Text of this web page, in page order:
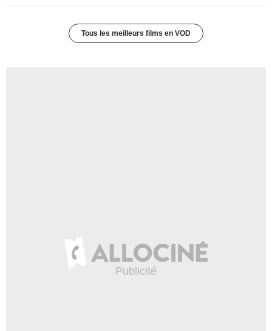
Tous les meilleurs films en VOD